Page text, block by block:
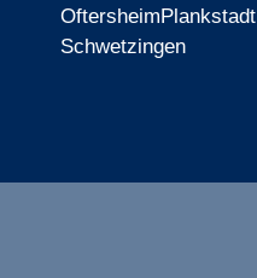
OftersheimPlankstadt
Schwetzingen